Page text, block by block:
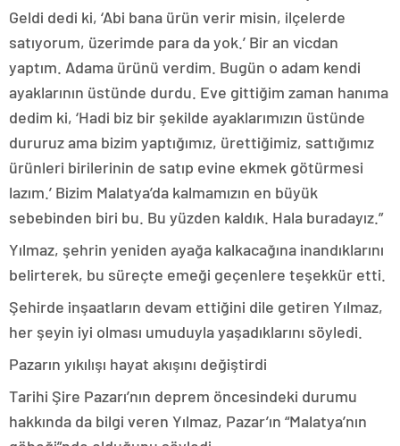
Geldi dedi ki, ‘Abi bana ürün verir misin, ilçelerde
satıyorum, üzerimde para da yok.’ Bir an vicdan
yaptım. Adama ürünü verdim. Bugün o adam kendi
ayaklarının üstünde durdu. Eve gittiğim zaman hanıma
dedim ki, ‘Hadi biz bir şekilde ayaklarımızın üstünde
dururuz ama bizim yaptığımız, ürettiğimiz, sattığımız
ürünleri birilerinin de satıp evine ekmek götürmesi
lazım.’ Bizim Malatya’da kalmamızın en büyük
sebebinden biri bu. Bu yüzden kaldık. Hala buradayız.”
Yılmaz, şehrin yeniden ayağa kalkacağına inandıklarını
belirterek, bu süreçte emeği geçenlere teşekkür etti.
Şehirde inşaatların devam ettiğini dile getiren Yılmaz,
her şeyin iyi olması umuduyla yaşadıklarını söyledi.
Pazarın yıkılışı hayat akışını değiştirdi
Tarihi Şire Pazarı’nın deprem öncesindeki durumu
hakkında da bilgi veren Yılmaz, Pazar’ın “Malatya’nın